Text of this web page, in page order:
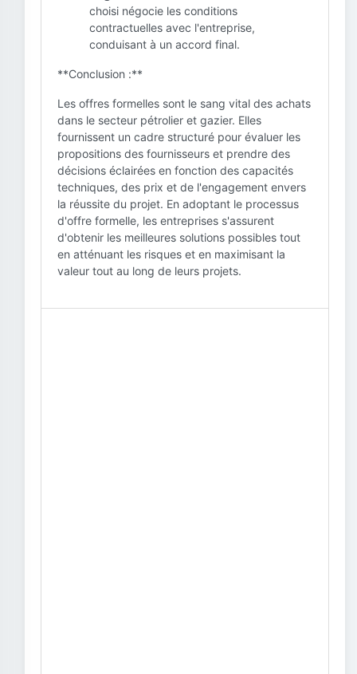
choisi négocie les conditions
contractuelles avec l'entreprise,
conduisant à un accord final.
**Conclusion :**
Les offres formelles sont le sang vital des achats
dans le secteur pétrolier et gazier. Elles
fournissent un cadre structuré pour évaluer les
propositions des fournisseurs et prendre des
décisions éclairées en fonction des capacités
techniques, des prix et de l'engagement envers
la réussite du projet. En adoptant le processus
d'offre formelle, les entreprises s'assurent
d'obtenir les meilleures solutions possibles tout
en atténuant les risques et en maximisant la
valeur tout au long de leurs projets.